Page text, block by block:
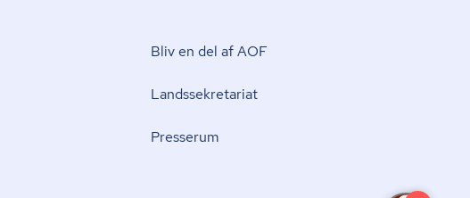
Bliv en del af AOF
Lands­se­kre­ta­ri­at
Presserum